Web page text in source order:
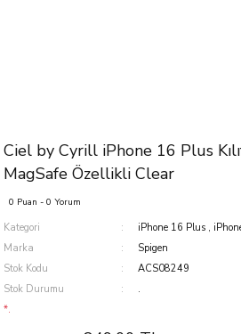
Ciel by Cyrill iPhone 16 Plus
MagSafe Özellikli Clear
0 Puan - 0 Yorum
Kategori iPhone 16 Plus ,
Marka
Spigen
Stok Kodu
ACS08249
Stok Durumu
.
*.